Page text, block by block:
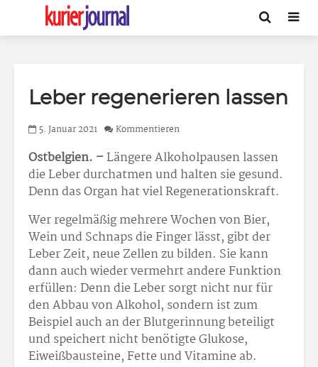
Leber regenerieren lassen
5. Januar 2021 Kommentieren
Ostbelgien. – Längere Alkoholpausen lassen
die Leber durchatmen und halten sie gesund.
Denn das Organ hat viel Regenerationskraft.
Wer regelmäßig mehrere Wochen von Bier,
Wein und Schnaps die Finger lässt, gibt der
Leber Zeit, neue Zellen zu bilden. Sie kann
dann auch wieder vermehrt andere Funktion
erfüllen: Denn die Leber sorgt nicht nur für
den Abbau von Alkohol, sondern ist zum
Beispiel auch an der Blutgerinnung beteiligt
und speichert nicht benötigte Glukose,
Eiweißbausteine, Fette und Vitamine ab.